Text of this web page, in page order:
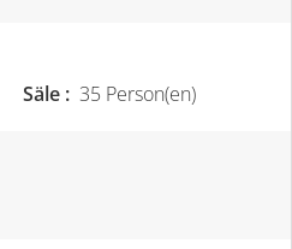
Säle : 35 Person(en)